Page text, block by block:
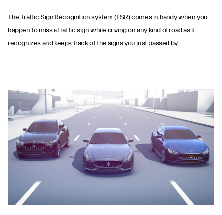
Traffic Sign
Recognition
The Traffic Sign Recognition system (TSR) comes in handy when you
happen to miss a traffic sign while driving on any kind of road as it
recognizes and keeps track of the signs you just passed by.